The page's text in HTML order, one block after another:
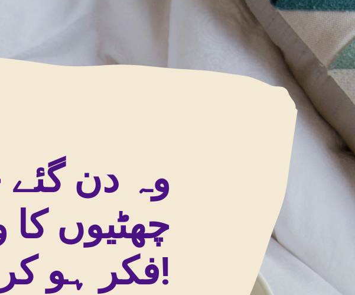
وہ دن
چھٹیوں کا
فکر ہو کر گزارا کرتے تھے!